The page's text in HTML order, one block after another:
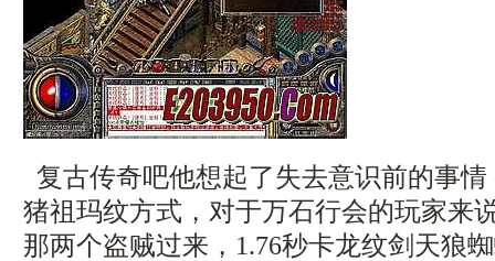
复古传奇吧他想起了失去意识前的事
猪祖玛纹方式，对于万石行会的玩家来
那两个盗贼过来，1.76秒卡龙纹剑天狼